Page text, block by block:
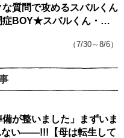
質問で攻めるスバルくん
症BOY★スバルくん・
（7/30～8/6）
備が整いました」まずいま
ない――!!!【母は転生して